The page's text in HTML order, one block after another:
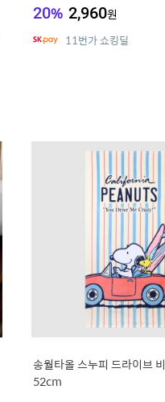
20% 2,960원
11번가 쇼킹딜
송월타올 스누피 드라이브
52cm